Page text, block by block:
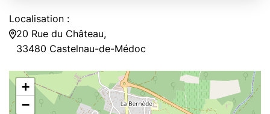
Localisation :
20 Rue du Château,
33480 Castelnau-de-Médoc
+
−